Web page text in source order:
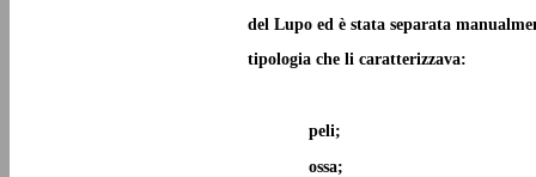
del Lupo ed è stata separata
tipologia che li caratterizzava:
peli;
ossa;